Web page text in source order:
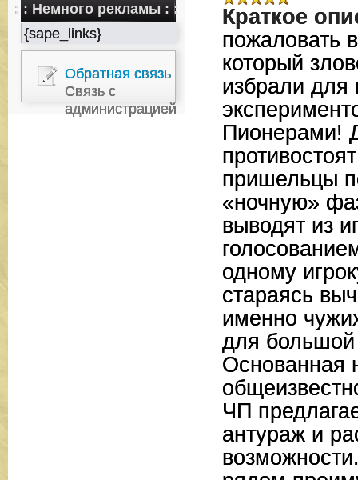
: : Немного рекламы : :
{sape_links}
Обратная связь
Связь с
администрацией
Краткое
пожаловать
который
избрали для
Пионерами!
пришельцы
«ночную»
выводят из
одному
стараясь
именно
для
Основанная
ЧП
антураж и